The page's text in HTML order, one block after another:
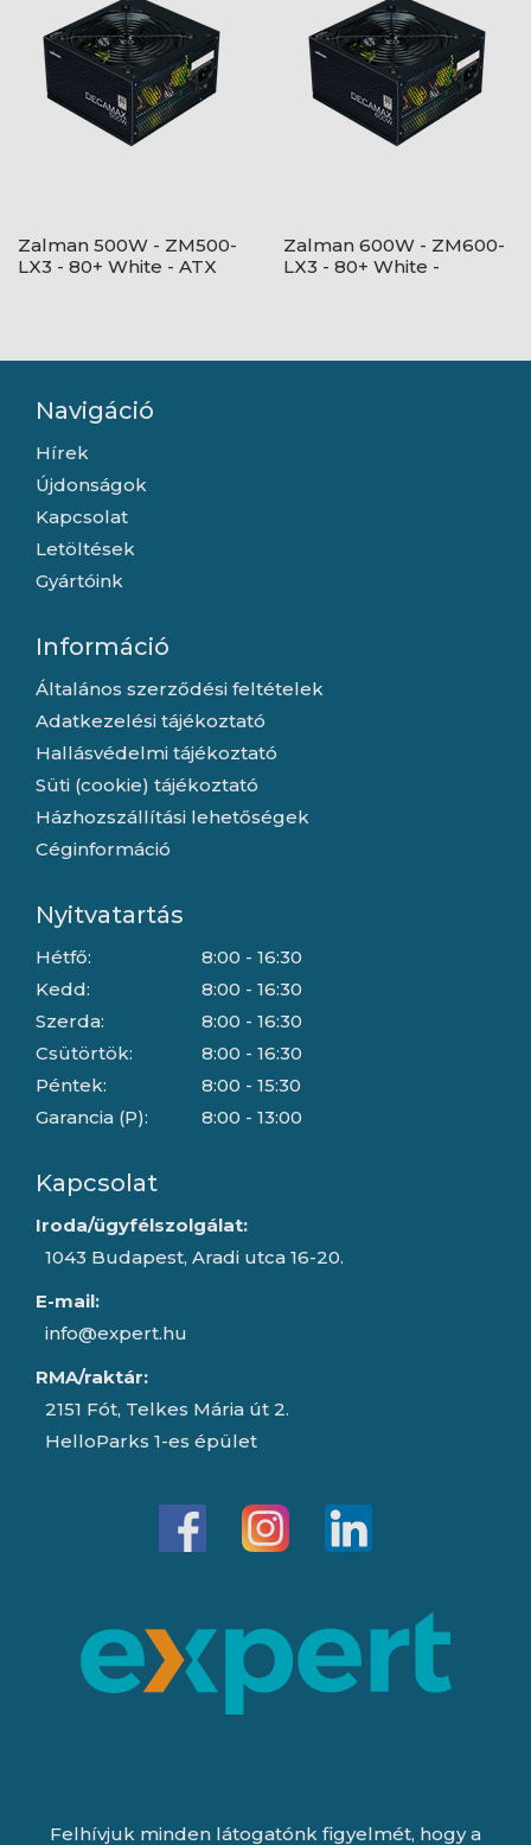
Zalman 500W - ZM500-
LX3 - 80+ White - ATX
Zalman 600W - ZM600-
LX3 - 80+ White -
Navigáció
Hírek
Újdonságok
Kapcsolat
Letöltések
Gyártóink
Információ
Általános szerződési feltételek
Adatkezelési tájékoztató
Hallásvédelmi tájékoztató
Süti (cookie) tájékoztató
Házhozszállítási lehetőségek
Céginformáció
Nyitvatartás
Hétfő:
Kedd:
Szerda:
Csütörtök:
Péntek:
Garancia (P):
8:00 - 16:30
8:00 - 16:30
8:00 - 16:30
8:00 - 16:30
8:00 - 15:30
8:00 - 13:00
Kapcsolat
Iroda/ügyfélszolgálat:
1043 Budapest, Aradi utca 16-20.
E-mail:
info@expert.hu
RMA/raktár:
2151 Fót, Telkes Mária út 2.
HelloParks 1-es épület
Felhívjuk minden látogatónk figyelmét, hogy a